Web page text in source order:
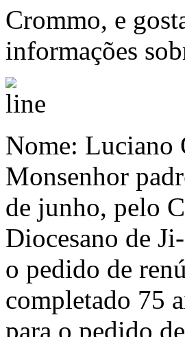
Crommo, e
informações
Nome: Luciano
Monsenhor
de junho, pelo
Diocesano de
o pedido de
completado 75
para o pedido